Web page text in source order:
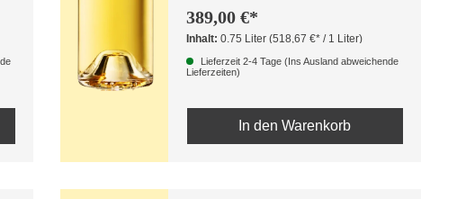
389,00 €*
Inhalt:0.75 Liter(518,67 €* / 1 Liter)
Lieferzeit 2-4 Tage (Ins Ausland abweichende
Lieferzeiten)
In den Warenkorb